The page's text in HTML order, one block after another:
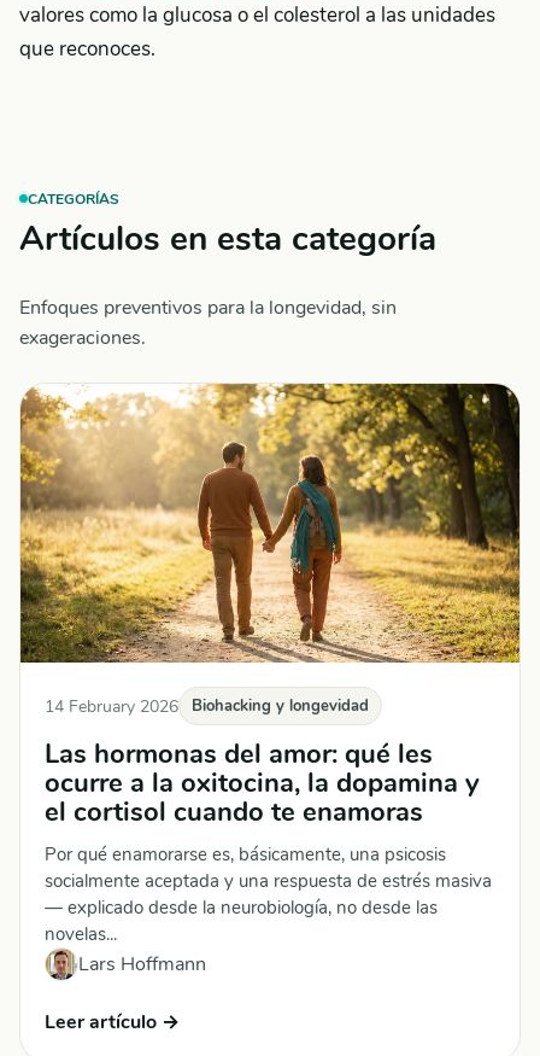
valores como la glucosa o el colesterol a las unidades
que reconoces.
CATEGORÍAS
Artículos en esta categoría
Enfoques preventivos para la longevidad, sin
exageraciones.
14 February 2026 Biohacking y longevidad
Las hormonas del amor: qué les
ocurre a la oxitocina, la dopamina y
el cortisol cuando te enamoras
Por qué enamorarse es, básicamente, una psicosis
socialmente aceptada y una respuesta de estrés masiva
— explicado desde la neurobiología, no desde las
novelas...
Lars Hoffmann
Leer artículo →